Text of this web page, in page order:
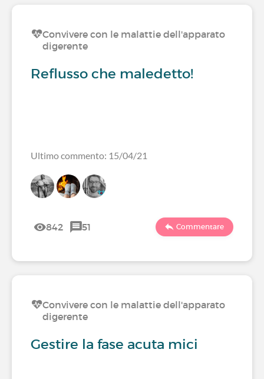
Convivere con le malattie dell'apparato
digerente
Reflusso che maledetto!
Ultimo commento: 15/04/21
842 51 Commentare
Convivere con le malattie dell'apparato
digerente
Gestire la fase acuta mici